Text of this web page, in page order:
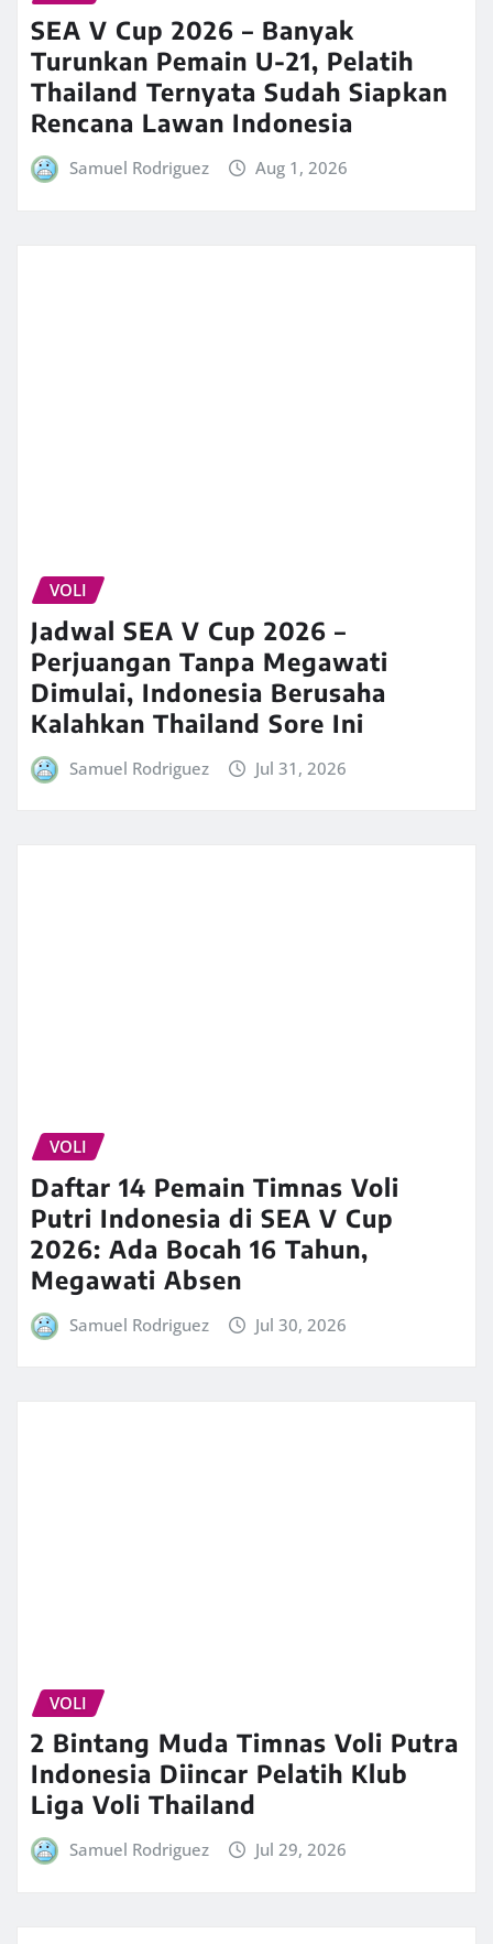
SEA V Cup 2026 – Banyak
Turunkan Pemain U-21, Pelatih
Thailand Ternyata Sudah Siapkan
Rencana Lawan Indonesia
Samuel Rodriguez Aug 1, 2026
VOLI
Jadwal SEA V Cup 2026 –
Perjuangan Tanpa Megawati
Dimulai, Indonesia Berusaha
Kalahkan Thailand Sore Ini
Samuel Rodriguez Jul 31, 2026
VOLI
Daftar 14 Pemain Timnas Voli
Putri Indonesia di SEA V Cup
2026: Ada Bocah 16 Tahun,
Megawati Absen
Samuel Rodriguez Jul 30, 2026
VOLI
2 Bintang Muda Timnas Voli Putra
Indonesia Diincar Pelatih Klub
Liga Voli Thailand
Samuel Rodriguez Jul 29, 2026